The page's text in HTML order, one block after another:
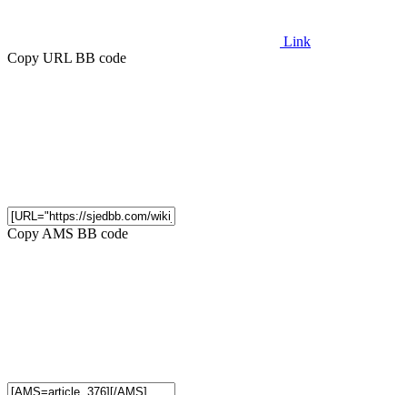
Link
Copy URL BB code
Copy AMS BB code